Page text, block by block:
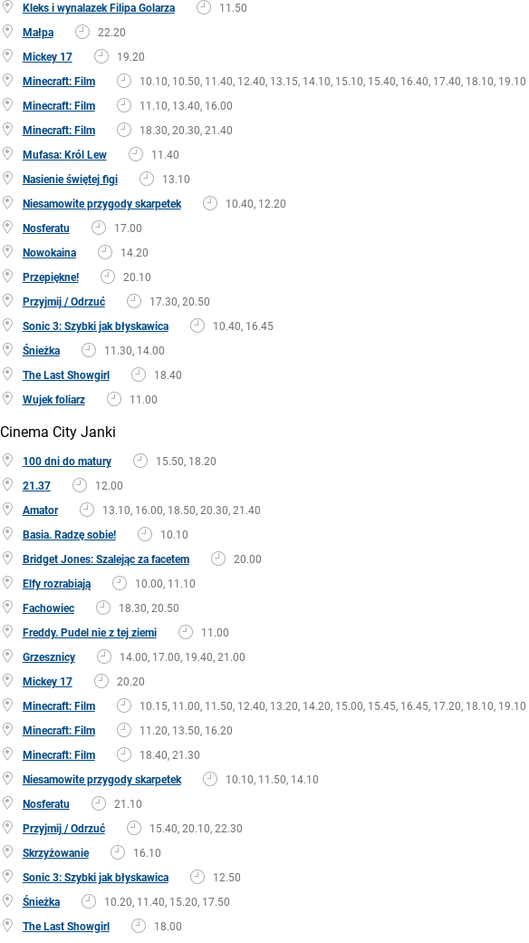
Kleks i wynalazek Filipa Golarza
11.50
Małpa
22.20
Mickey 17
19.20
Minecraft: Film
10.10, 10.50, 11.40, 12.40, 13.15, 14.10, 15.10, 15.40, 16.40, 17.40, 18.10, 19.10
Minecraft: Film
11.10, 13.40, 16.00
Minecraft: Film
18.30, 20.30, 21.40
Mufasa: Król Lew
11.40
Nasienie świętej figi
13.10
Niesamowite przygody skarpetek
10.40, 12.20
Nosferatu
17.00
Nowokaina
14.20
Przepiękne!
20.10
Przyjmij / Odrzuć
17.30, 20.50
Sonic 3: Szybki jak błyskawica
10.40, 16.45
Śnieżka
11.30, 14.00
The Last Showgirl
18.40
Wujek foliarz
11.00
Cinema City Janki
100 dni do matury
15.50, 18.20
21.37
12.00
Amator
13.10, 16.00, 18.50, 20.30, 21.40
Basia. Radzę sobie!
10.10
Bridget Jones: Szalejąc za facetem
20.00
Elfy rozrabiają
10.00, 11.10
Fachowiec
18.30, 20.50
Freddy. Pudel nie z tej ziemi
11.00
Grzesznicy
14.00, 17.00, 19.40, 21.00
Mickey 17
20.20
Minecraft: Film
10.15, 11.00, 11.50, 12.40, 13.20, 14.20, 15.00, 15.45, 16.45, 17.20, 18.10, 19.10
Minecraft: Film
11.20, 13.50, 16.20
Minecraft: Film
18.40, 21.30
Niesamowite przygody skarpetek
10.10, 11.50, 14.10
Nosferatu
21.10
Przyjmij / Odrzuć
15.40, 20.10, 22.30
Skrzyżowanie
16.10
Sonic 3: Szybki jak błyskawica
12.50
Śnieżka
10.20, 11.40, 15.20, 17.50
The Last Showgirl
18.00